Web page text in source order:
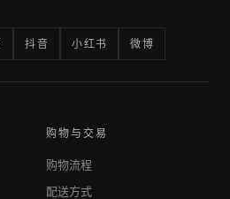
抖音 小红书 微博
购物与交易
购物流程
配送方式